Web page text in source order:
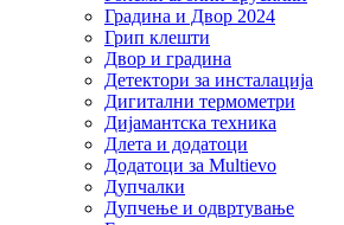
Градина и Двор 2024
Грип клешти
Двор и градина
Детектори за инсталација
Дигитални термометри
Дијамантска техника
Длета и додатоци
Додатоци за Multievo
Дупчалки
Дупчење и одвртување